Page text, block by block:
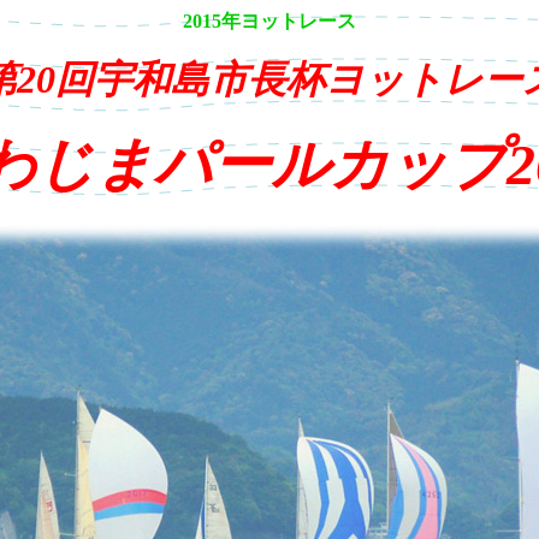
2015年ヨットレース
20回宇和島市長杯ヨットレー
じまパールカップ